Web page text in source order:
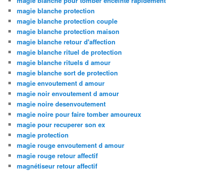
magie blanche protection
magie blanche protection couple
magie blanche protection maison
magie blanche retour d'affection
magie blanche rituel de protection
magie blanche rituels d amour
magie blanche sort de protection
magie envoutement d amour
magie noir envoutement d amour
magie noire desenvoutement
magie noire pour faire tomber amoureux
magie pour recuperer son ex
magie protection
magie rouge envoutement d amour
magie rouge retour affectif
magnétiseur retour affectif